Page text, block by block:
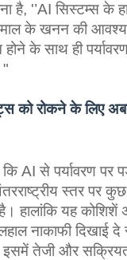
है, '’AI सिस्टम्स के
के खनन की
के साथ ही
को रोकने के लिए
AI से पर्यावरण पर
स्‍तर पर कुछ
हालांकि यह
नाकाफी दिखाई दे
इसमें तेजी और